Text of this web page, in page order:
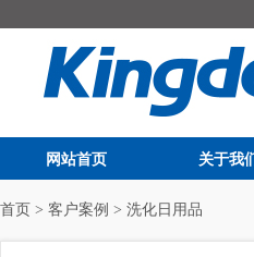
网站首页 关于我
首页 > 客户案例 > 洗化日用品